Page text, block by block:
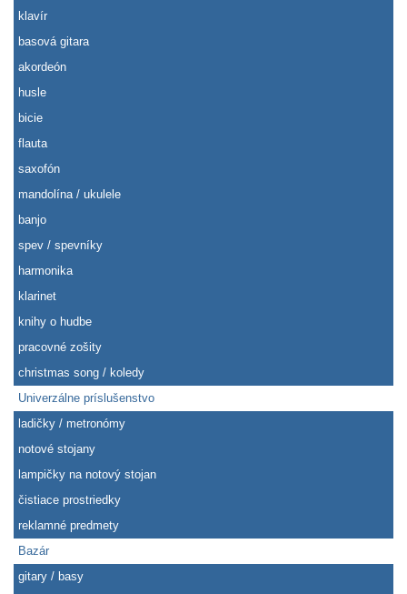
klavír
basová gitara
akordeón
husle
bicie
flauta
saxofón
mandolína / ukulele
banjo
spev / spevníky
harmonika
klarinet
knihy o hudbe
pracovné zošity
christmas song / koledy
Univerzálne príslušenstvo
ladičky / metronómy
notové stojany
lampičky na notový stojan
čistiace prostriedky
reklamné predmety
Bazár
gitary / basy